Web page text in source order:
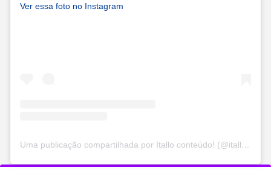
Ver essa foto no Instagram
Uma publicação compartilhada por Itallo conteúdo! (@itallo_neves)